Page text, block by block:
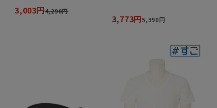
3,003円4,290円
3,773円5,390円